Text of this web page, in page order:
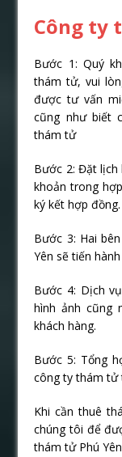
Công ty
Bước 1: Quý
thám tử, vui
được tư vấn
cũng như biết
thám tử
Bước 2: Đặt lịch
khoản trong
ký kết hợp đồng.
Bước 3: Hai
Yên sẽ tiến
Bước 4: Dịch
hình ảnh cũng
khách hàng.
Bước 5: Tổng
công ty thám tử
Khi cần thuê
chúng tôi để
thám tử Phú